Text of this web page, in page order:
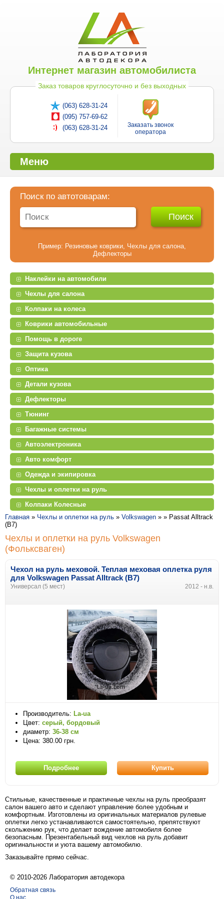
Интернет магазин автомобилиста
Заказ товаров круглосуточно и без выходных
(063) 628-31-24
(095) 757-69-62
(063) 628-31-24
Заказать звонок
оператора
Меню
Поиск по автотоварам:
Пример: Резиновые коврики Чехлы для салона
Дефлекторы
Наклейки на автомобили
Чехлы для салона
Колпаки на колеса
Коврики автомобильные
Помощь в дороге
Защита кузова
Оптика
Детали кузова
Дефлекторы
Тюнинг
Багажные системы
Автоэлектроника
Авто комфорт
Одежда и экипировка
Чехлы и оплетки на руль
Колпаки Колесные
Главная » Чехлы и оплетки на руль » Volkswagen » » Passat Alltrack
(B7)
Чехлы и оплетки на руль Volkswagen
(Фольксваген)
Чехол на руль меховой. Теплая меховая оплетка руля
для Volkswagen Passat Alltrack (B7)
Универсал (5 мест) 2012 - н.в.
Производитель: La-ua
Цвет: серый, бордовый
диаметр: 36-38 см
Цена: 380.00 грн.
Подробнее Купить
Стильные, качественные и практичные чехлы на руль преобразят
салон вашего авто и сделают управление более удобным и
комфортным. Изготовлены из оригинальных материалов рулевые
оплетки легко устанавливаются самостоятельно, препятствуют
скольжению рук, что делает вождение автомобиля более
безопасным. Презентабельный вид чехлов на руль добавит
оригинальности и уюта вашему автомобилю.
Заказывайте прямо сейчас.
© 2010-2026 Лаборатория автодекора
Обратная связь
О нас